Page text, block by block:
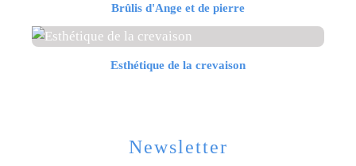
Brûlis d'Ange et de pierre
Esthétique de la crevaison
Newsletter